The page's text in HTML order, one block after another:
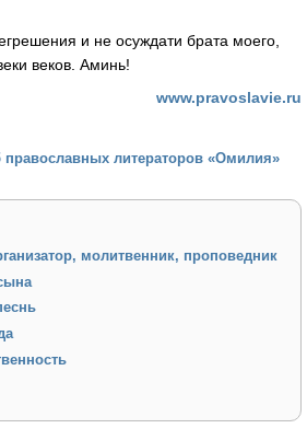
и не осуждати брата моего,
веков. Аминь!
www.pravoslavie.ru
литераторов «Омилия»
молитвенник, проповедник